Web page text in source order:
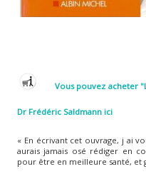
Vous pouvez acheter
Dr Frédéric Saldmann ici
« En écrivant cet ouvrage, j ai
aurais jamais osé rédiger en
pour être en meilleure santé, et